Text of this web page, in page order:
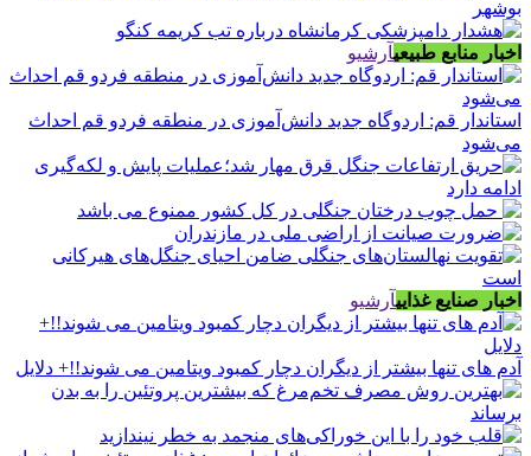
اخبار منابع طبیعیآرشیو
استاندار قم: اردوگاه جدید دانش‌آموزی در منطقه فردو قم احداث
می‌شود
اخبار صنایع غذاییآرشیو
آدم های تنها بیشتر از دیگران دچار کمبود ویتامین می شوند!!+ دلایل